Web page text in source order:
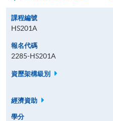
課程編號
HS201A
報名代碼
2285-HS201A
資歷架構級別
經濟資助
學分